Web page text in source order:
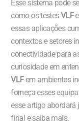
Esse sistema pode
como os testesVLF
essas aplicações
contextos e setores
conectividade para
curiosidade em
VLFem ambientes
forneça esses
esse artigo abordará
final e saiba mais.